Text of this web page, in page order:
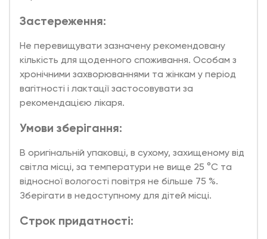
Застереження:
Не перевищувати зазначену рекомендовану
кількість для щоденного споживання. Особам з
хронічними захворюваннями та жінкам у період
вагітності і лактації застосовувати за
рекомендацією лікаря.
Умови зберігання:
В оригінальній упаковці, в сухому, захищеному від
світла місці, за температури не вище 25 °C та
відносної вологості повітря не більше 75 %.
Зберігати в недоступному для дітей місці.
Строк придатності: